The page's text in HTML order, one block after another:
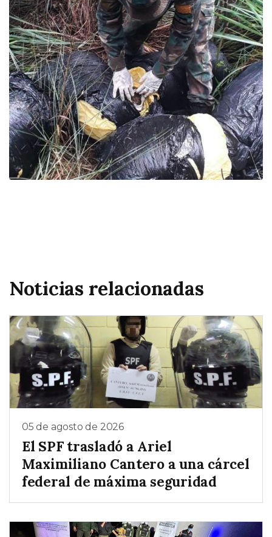
Noticias relacionadas
05 de agosto de 2026
El SPF trasladó a Ariel
Maximiliano Cantero a una cárcel
federal de máxima seguridad